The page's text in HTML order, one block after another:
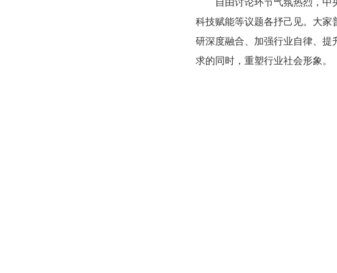
自由讨论环节气氛热烈，中
科技赋能等议题各抒己见。大家
研深度融合、加强行业自律、提
求的同时，重塑行业社会形象。